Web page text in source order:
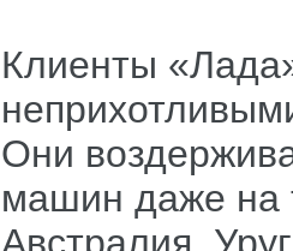
Клиенты
Они
машин даже на